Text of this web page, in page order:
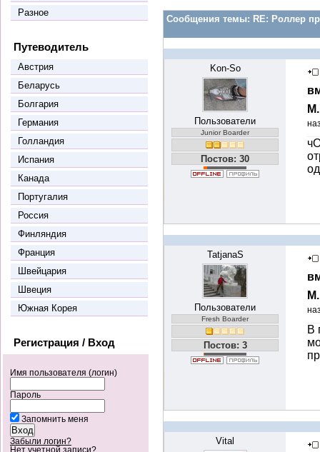
Разное
Путеводитель
Австрия
Беларусь
Болгария
Германия
Голландия
Испания
Канада
Португалия
Россия
Финляндия
Франция
Швейцария
Швеция
Южная Корея
Регистрация / Вход
Имя пользователя (логин)
Пароль
Запомнить меня
Забыли логин?
Нет учетной записи?
Сообщения темы: RE: Роллер
Kon-So
Пользователи
Junior Boarder
Постов: 30
TatjanaS
Пользователи
Fresh Boarder
Постов: 3
В
Vital